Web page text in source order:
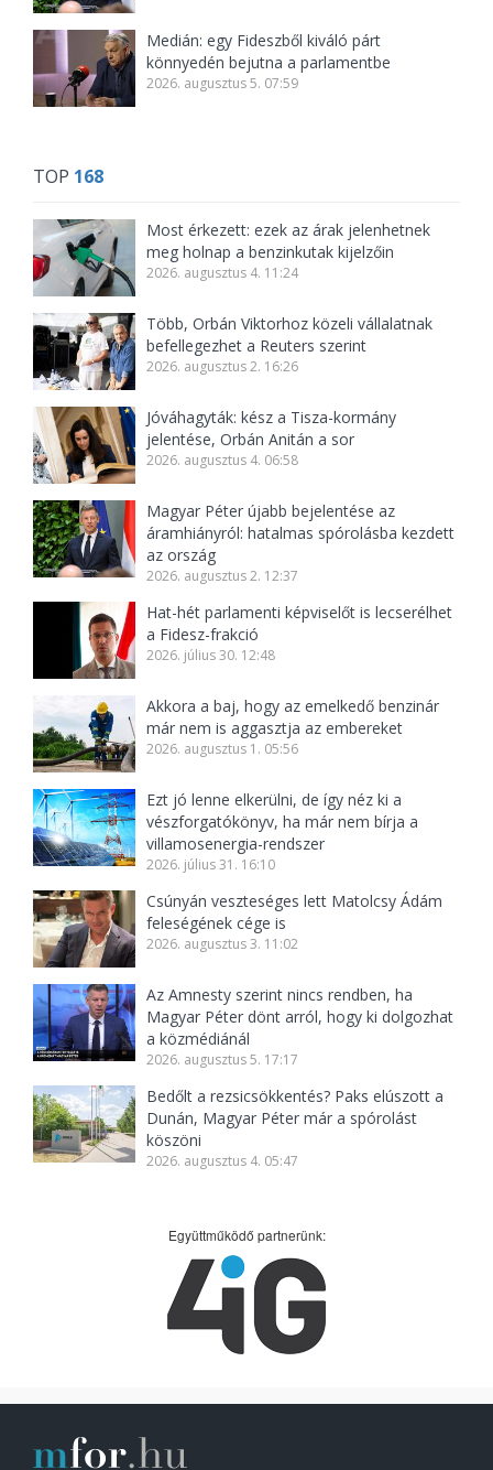
Medián: egy Fideszből kiváló párt
könnyedén bejutna a parlamentbe
2026. augusztus 5. 07:59
TOP 168
Most érkezett: ezek az árak jelenhetnek
meg holnap a benzinkutak kijelzőin
2026. augusztus 4. 11:24
Több, Orbán Viktorhoz közeli vállalatnak
befellegezhet a Reuters szerint
2026. augusztus 2. 16:26
Jóváhagyták: kész a Tisza-kormány
jelentése, Orbán Anitán a sor
2026. augusztus 4. 06:58
Magyar Péter újabb bejelentése az
áramhiányról: hatalmas spórolásba kezdett
az ország
2026. augusztus 2. 12:37
Hat-hét parlamenti képviselőt is lecserélhet
a Fidesz-frakció
2026. július 30. 12:48
Akkora a baj, hogy az emelkedő benzinár
már nem is aggasztja az embereket
2026. augusztus 1. 05:56
Ezt jó lenne elkerülni, de így néz ki a
vészforgatókönyv, ha már nem bírja a
villamosenergia-rendszer
2026. július 31. 16:10
Csúnyán veszteséges lett Matolcsy Ádám
feleségének cége is
2026. augusztus 3. 11:02
Az Amnesty szerint nincs rendben, ha
Magyar Péter dönt arról, hogy ki dolgozhat
a közmédiánál
2026. augusztus 5. 17:17
Bedőlt a rezsicsökkentés? Paks elúszott a
Dunán, Magyar Péter már a spórolást
köszöni
2026. augusztus 4. 05:47
Együttműködő partnerünk: